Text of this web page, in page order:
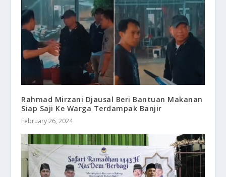
Rahmad Mirzani Djausal Beri Bantuan Makanan
Siap Saji Ke Warga Terdampak Banjir
February 26, 2024